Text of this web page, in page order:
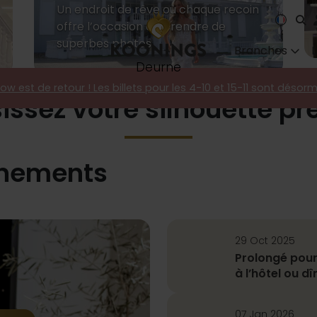
Deurne
Branches
boutique
au
est de retour ! Les billets pour les 4-10 et 15-11 sont
Un endroit de rêve où chaque recoin
offre l’occasion de prendre de
superbes photos
votre silhouette
de bal Sirène
29 Oct 2025
Prolongé
à l’hôtel ou
07 Jan 2026